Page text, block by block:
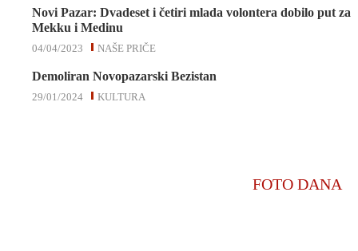
Novi Pazar: Dvadeset i četiri mlada volontera dobilo put za
Mekku i Medinu
NAŠE PRIČE
04/04/2023
Demoliran Novopazarski Bezistan
KULTURA
29/01/2024
FOTO DANA